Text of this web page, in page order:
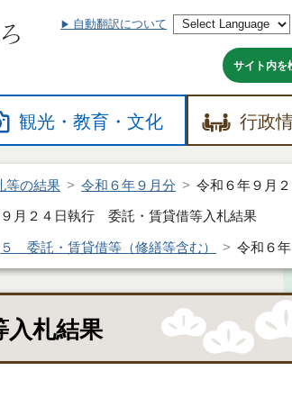
自動翻訳について
サイト内を
観光・教育・文化 行政
の結果 令和６年９月分 令和６年９月
月２４日執行 委託・賃貸借等入札結果
５ 委託・賃貸借等（修繕等含む） 令和６
札結果